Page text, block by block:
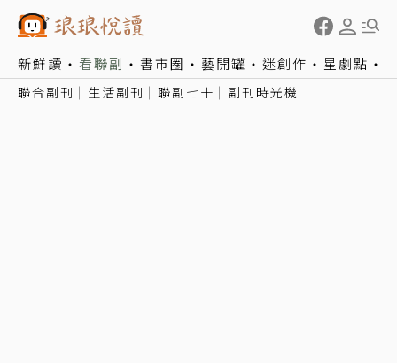
新鮮讀 看聯副 書市圈 藝開罐 迷創作 星劇點
聯合副刊 生活副刊 聯副七十 副刊時光機